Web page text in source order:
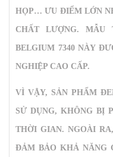
HỌP… ƯU ĐIỂM LỚN
CHẤT LƯỢNG. MẪU
BELGIUM 7340NÀY
NGHIỆP CAO CẤP.
VÌ VẬY, SẢN PHẨM
SỬ DỤNG, KHÔNG BỊ
THỜI GIAN. NGOÀI
ĐẢM BẢO KHẢ NĂNG